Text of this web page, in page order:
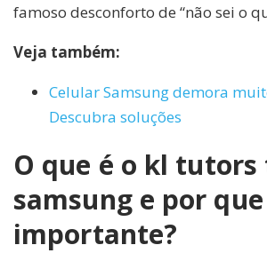
famoso desconforto de “não sei o
Veja também:
Celular Samsung demora
Descubra soluções
O que é o kl tutors
samsung e por
importante?